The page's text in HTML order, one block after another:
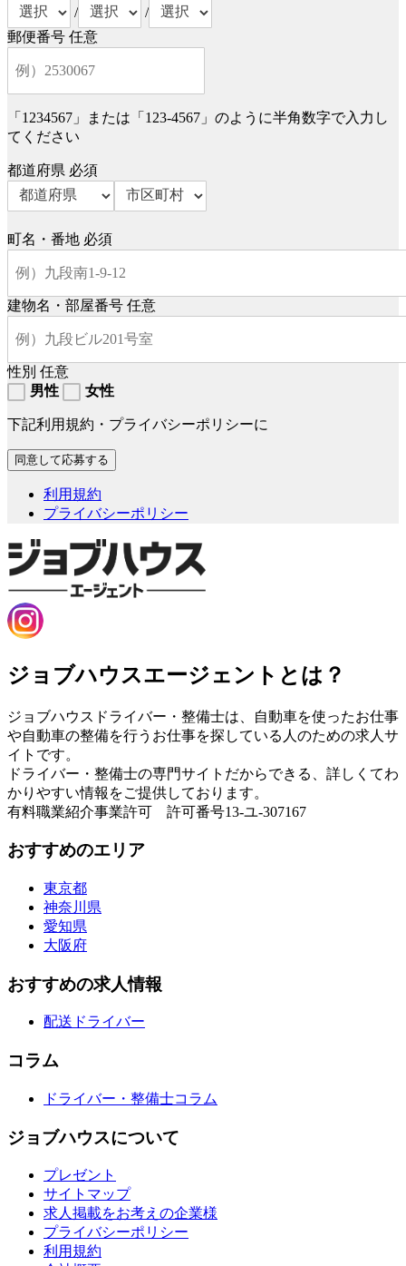
/
/
郵便番号 任意
「1234567」または「123-4567」のように半角数字で入力し
てください
都道府県 必須
町名・番地 必須
建物名・部屋番号 任意
性別 任意
男性
女性
下記利用規約・プライバシーポリシーに
利用規約
プライバシーポリシー
ジョブハウスエージェントとは？
ジョブハウスドライバー・整備士は、自動車を使ったお仕事
や自動車の整備を行うお仕事を探している人のための求人サ
イトです。
ドライバー・整備士の専門サイトだからできる、詳しくてわ
かりやすい情報をご提供しております。
有料職業紹介事業許可 許可番号13-ユ-307167
おすすめのエリア
東京都
神奈川県
愛知県
大阪府
おすすめの求人情報
配送ドライバー
コラム
ドライバー・整備士コラム
ジョブハウスについて
プレゼント
サイトマップ
求人掲載をお考えの企業様
プライバシーポリシー
利用規約